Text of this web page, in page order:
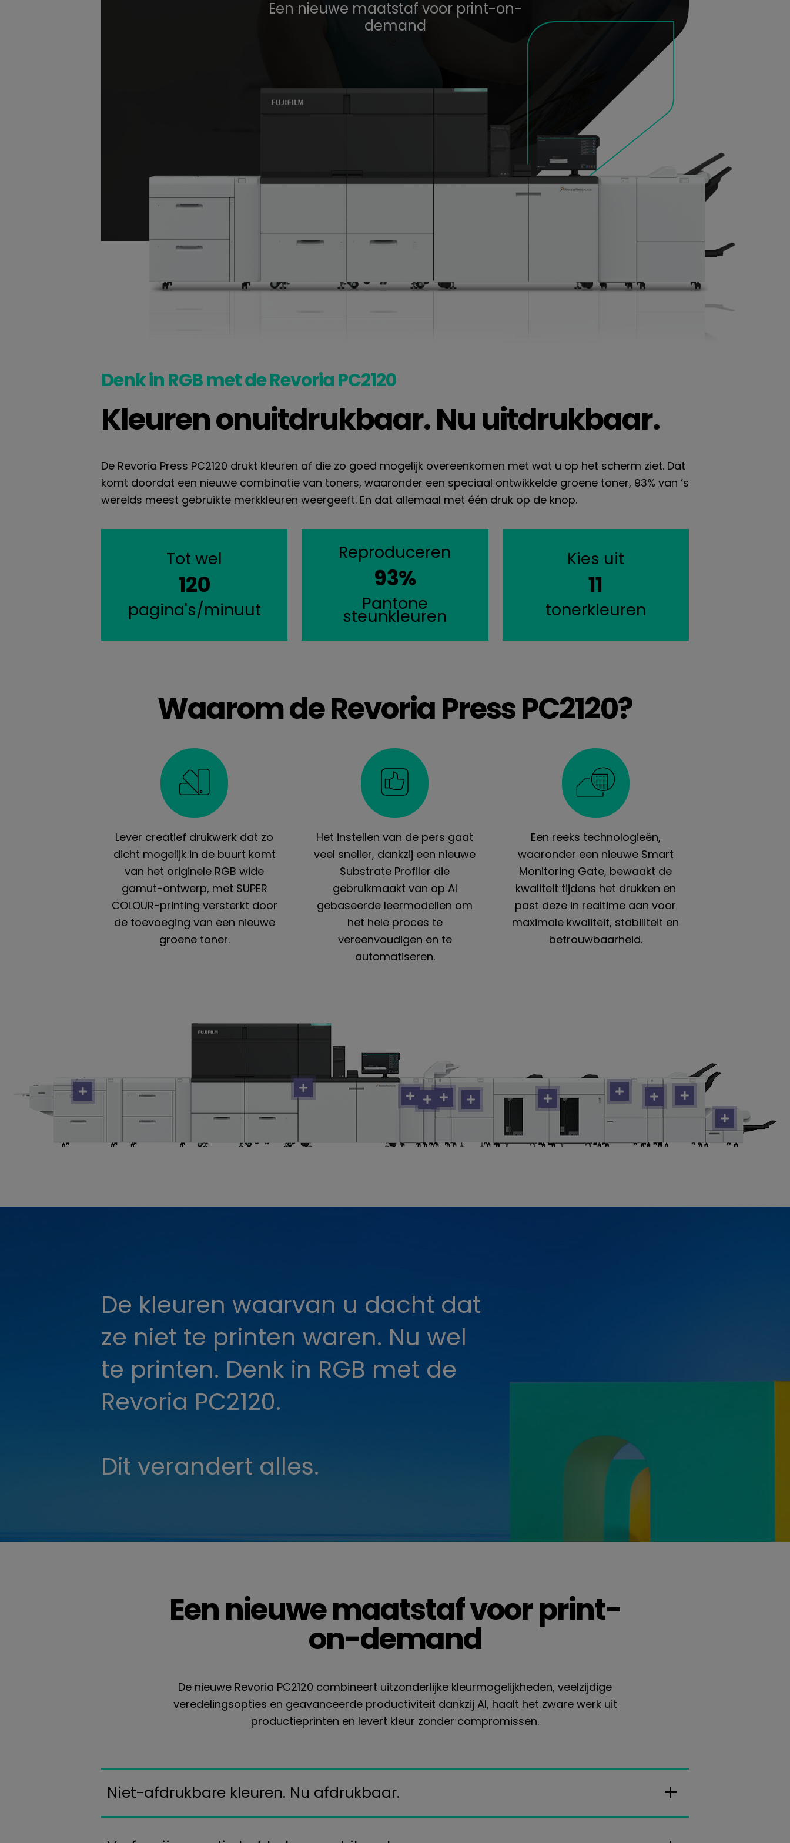
Een nieuwe maatstaf voor print-on-
demand
Denk in RGB met de Revoria PC2120
Kleuren onuitdrukbaar. Nu uitdrukbaar.
De Revoria Press PC2120 drukt kleuren af die zo goed mogelijk overeenkomen met wat u op het scherm ziet. Dat
komt doordat een nieuwe combinatie van toners, waaronder een speciaal ontwikkelde groene toner, 93% van ’s
werelds meest gebruikte merkkleuren weergeeft. En dat allemaal met één druk op de knop.
Tot wel
120
pagina's/minuut
Reproduceren
93%
Pantone
steunkleuren
Kies uit
11
tonerkleuren
Waarom de Revoria Press PC2120?
Lever creatief drukwerk dat zo
dicht mogelijk in de buurt komt
van het originele RGB wide
gamut-ontwerp, met SUPER
COLOUR-printing versterkt door
de toevoeging van een nieuwe
groene toner.
Het instellen van de pers gaat
veel sneller, dankzij een nieuwe
Substrate Profiler die
gebruikmaakt van op AI
gebaseerde leermodellen om
het hele proces te
vereenvoudigen en te
automatiseren.
Een reeks technologieën,
waaronder een nieuwe Smart
Monitoring Gate, bewaakt de
kwaliteit tijdens het drukken en
past deze in realtime aan voor
maximale kwaliteit, stabiliteit en
betrouwbaarheid.
De kleuren waarvan u dacht dat
ze niet te printen waren. Nu wel
te printen. Denk in RGB met de
Revoria PC2120.
Dit verandert alles.
Een nieuwe maatstaf voor print-
on-demand
De nieuwe Revoria PC2120 combineert uitzonderlijke kleurmogelijkheden, veelzijdige
veredelingsopties en geavanceerde productiviteit dankzij AI, haalt het zware werk uit
productieprinten en levert kleur zonder compromissen.
Niet-afdrukbare kleuren. Nu afdrukbaar.